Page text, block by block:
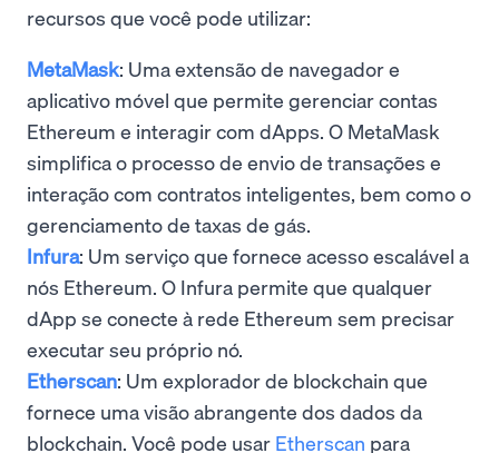
recursos que você pode utilizar:
MetaMask: Uma extensão de navegador e
aplicativo móvel que permite gerenciar contas
Ethereum e interagir com dApps. O MetaMask
simplifica o processo de envio de transações e
interação com contratos inteligentes, bem como o
gerenciamento de taxas de gás.
Infura: Um serviço que fornece acesso escalável a
nós Ethereum. O Infura permite que qualquer
dApp se conecte à rede Ethereum sem precisar
executar seu próprio nó.
Etherscan: Um explorador de blockchain que
fornece uma visão abrangente dos dados da
blockchain. Você pode usar Etherscan para